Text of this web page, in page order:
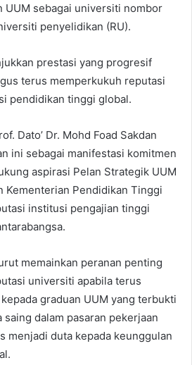
UUM sebagai universiti nombor
penyelidikan (RU).
prestasi yang progresif
terus memperkukuh reputasi
pendidikan tinggi global.
Dato’ Dr. Mohd Foad Sakdan
ini sebagai manifestasi komitmen
aspirasi Pelan Strategik UUM
Kementerian Pendidikan Tinggi
institusi pengajian tinggi
memainkan peranan penting
universiti apabila terus
graduan UUM yang terbukti
dalam pasaran pekerjaan
menjadi duta kepada keunggulan